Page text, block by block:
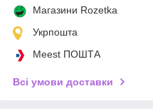
Магазини Rozetka
Укрпошта
Meest ПОШТА
Всі умови доставки